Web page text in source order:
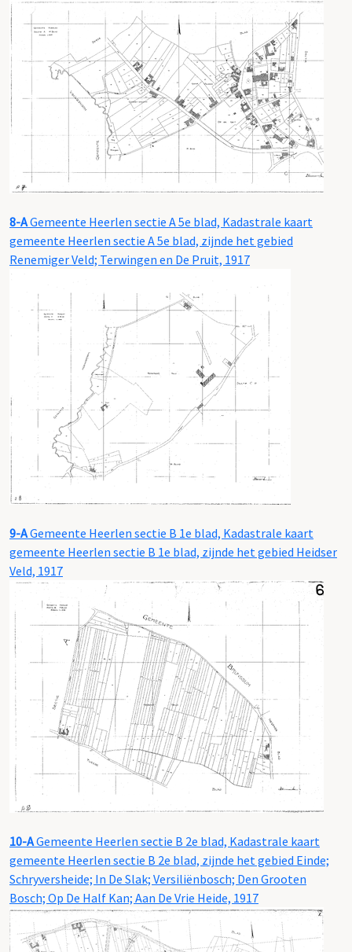
8-AGemeente Heerlen sectie A 5e blad, Kadastrale kaart
gemeente Heerlen sectie A 5e blad, zijnde het gebied
Renemiger Veld; Terwingen en De Pruit, 1917
9-AGemeente Heerlen sectie B 1e blad, Kadastrale kaart
gemeente Heerlen sectie B 1e blad, zijnde het gebied Heidser
Veld, 1917
10-AGemeente Heerlen sectie B 2e blad, Kadastrale kaart
gemeente Heerlen sectie B 2e blad, zijnde het gebied Einde;
Schryversheide; In De Slak; Versiliënbosch; Den Grooten
Bosch; Op De Half Kan; Aan De Vrie Heide, 1917